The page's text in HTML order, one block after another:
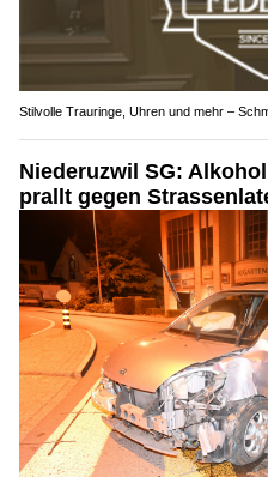
Stilvolle Trauringe, Uhren und mehr –
Niederuzwil SG:
prallt gegen